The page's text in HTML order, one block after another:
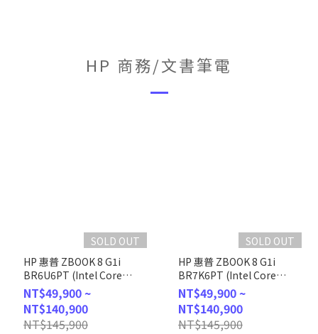
HP 商務/文書筆電
SOLD OUT
HP 惠普 ZBOOK 8 G1i
BR6U6PT (Intel Core
Ultra 7
255U/16G/512GB/W11P/WUXGA/14)
客製化AI商務筆電
NT$49,900 ~
NT$140,900
NT$145,900
SOLD OUT
HP 惠普 ZBOOK 8 G1i
BR7K6PT (Intel Core
Ultra 7
255U/16G/512GB/W11P/
客製化AI商務筆電
NT$49,900 ~
NT$140,900
NT$145,900